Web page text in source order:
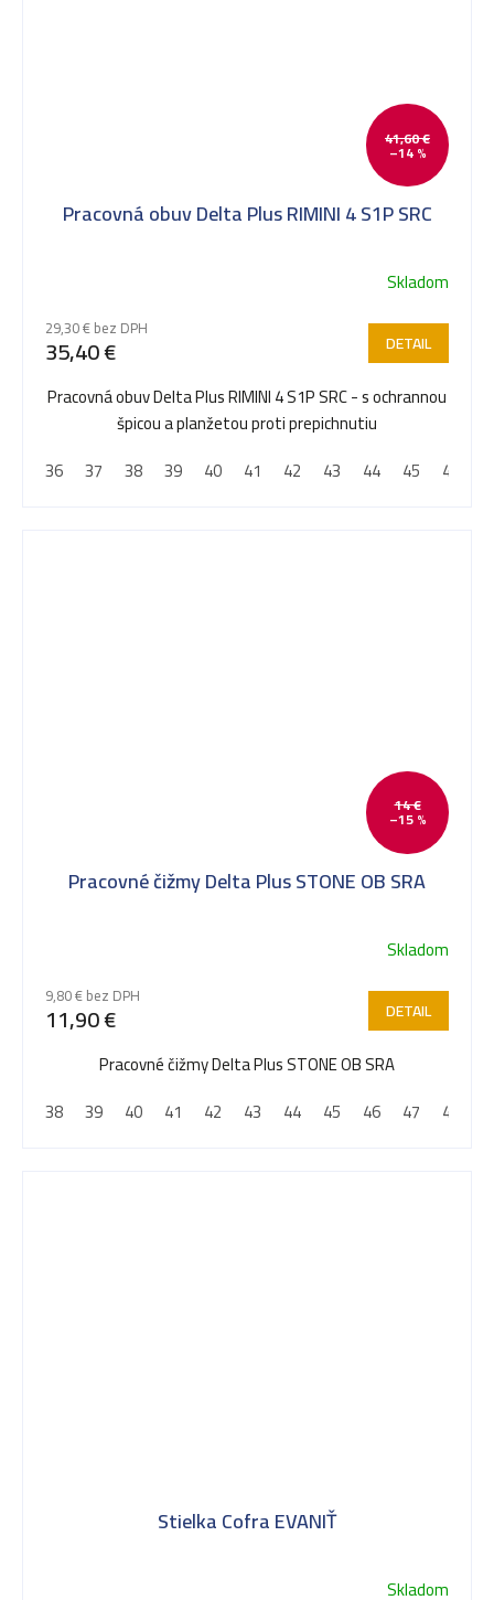
41,60 €
–14 %
Pracovná obuv Delta Plus RIMINI 4 S1P SRC
Skladom
29,30 € bez DPH
35,40 € DETAIL
Pracovná obuv Delta Plus RIMINI 4 S1P SRC - s ochrannou
špicou a planžetou proti prepichnutiu
36
37 38 39 40 41 42 43 44 45 46
14 €
–15 %
Pracovné čižmy Delta Plus STONE OB SRA
produktu
je
5
Skladom
9,80 € bez DPH
11,90 € DETAIL
Pracovné čižmy Delta Plus STONE OB SRA
38
39 40 41 42 43 44 45 46 47 48
Stielka Cofra EVANIŤ
Skladom